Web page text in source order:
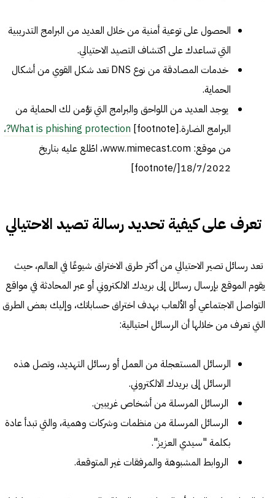
الحصول على توعية أمنية من خلال العديد من البرامج التدريبية
التي تساعدك على اكتشاف التصيد الاحتيالي.
خدمات المصادقة من نوع DNS تعد شكل القوي من أشكال
الحماية.
يوجد العديد من اللواحق والبرامج التي تؤمن لك الحماية من
البرامج الضارة.[footnote]
What is phishing protection?،
من موقع: www.mimecast.com، اطّلع عليه بتاريخ
18/7/2022[/footnote]
تعرف على كيفية تحديد رسالة تصيد الاحتيالي
تعد رسائل تصير الاحتيالي من أكثر طرق الاختراق شيوعًا في العالم، حيث
يقوم الموقع بإرسال رسائل إلى بريدك الالكتروني أو عبر المحادثة في مواقع
التواصل الاجتماعي أو الألعاب بهدف اختراق حساباتك، وإليك بعض الطرق
التي تعرف من خلالها أن الرسائل احتيالية:
الرسائل المستعجلة من العمل أو رسائل التهديد، وتصل هذه
الرسائل إلى بريدك الالكتروني.
الرسائل المرسلة من أشخاص غريبين.
الرسائل المرسلة من منظمات وشركات وهمية، والتي تبدأ عادة
بكلمة "سيدي العزيز".
الروابط المشبوهة والمرفقات غير المتوقعة.